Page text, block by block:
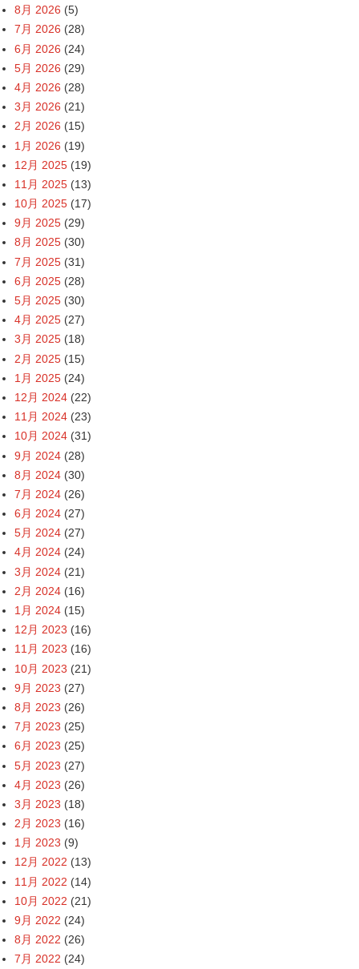
8月 2026 (5)
7月 2026 (28)
6月 2026 (24)
5月 2026 (29)
4月 2026 (28)
3月 2026 (21)
2月 2026 (15)
1月 2026 (19)
12月 2025 (19)
11月 2025 (13)
10月 2025 (17)
9月 2025 (29)
8月 2025 (30)
7月 2025 (31)
6月 2025 (28)
5月 2025 (30)
4月 2025 (27)
3月 2025 (18)
2月 2025 (15)
1月 2025 (24)
12月 2024 (22)
11月 2024 (23)
10月 2024 (31)
9月 2024 (28)
8月 2024 (30)
7月 2024 (26)
6月 2024 (27)
5月 2024 (27)
4月 2024 (24)
3月 2024 (21)
2月 2024 (16)
1月 2024 (15)
12月 2023 (16)
11月 2023 (16)
10月 2023 (21)
9月 2023 (27)
8月 2023 (26)
7月 2023 (25)
6月 2023 (25)
5月 2023 (27)
4月 2023 (26)
3月 2023 (18)
2月 2023 (16)
1月 2023 (9)
12月 2022 (13)
11月 2022 (14)
10月 2022 (21)
9月 2022 (24)
8月 2022 (26)
7月 2022 (24)